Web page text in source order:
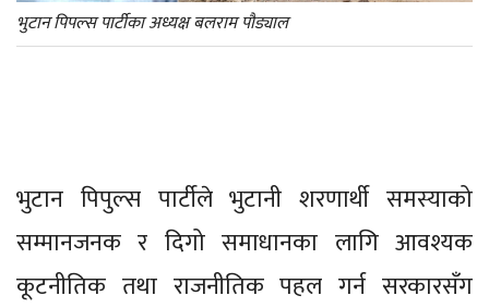
भुटान पिपल्स पार्टीका अध्यक्ष बलराम पौड्याल
भुटान पिपुल्स पार्टीले भुटानी शरणार्थी समस्याको
सम्मानजनक र दिगो समाधानका लागि आवश्यक
कूटनीतिक तथा राजनीतिक पहल गर्न सरकारसँग